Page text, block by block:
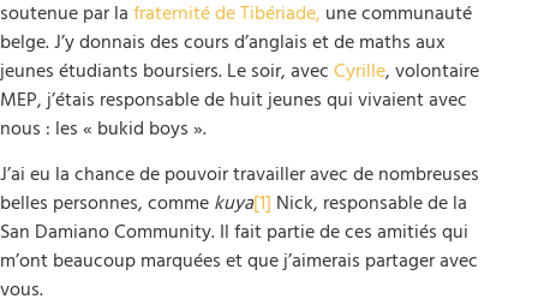
soutenue par la fraternité de Tibériade, une communauté
belge. J’y donnais des cours d’anglais et de maths aux
jeunes étudiants boursiers. Le soir, avec Cyrille, volontaire
MEP, j’étais responsable de huit jeunes qui vivaient avec
nous : les « bukid boys ».
J’ai eu la chance de pouvoir travailler avec de nombreuses
belles personnes, comme kuya[1] Nick, responsable de la
San Damiano Community. Il fait partie de ces amitiés qui
m’ont beaucoup marquées et que j’aimerais partager avec
vous.